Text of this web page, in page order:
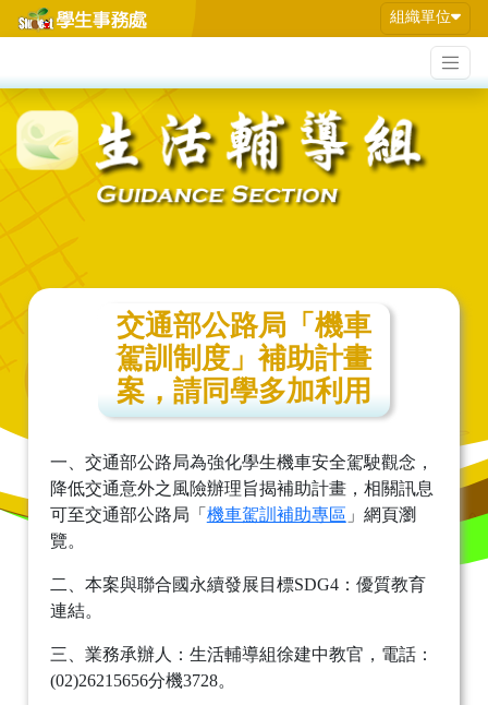
組織單位
交通部公路局「機車
駕訓制度」補助計畫
案，請同學多加利用
一、交通部公路局為強化學生機車安全駕駛觀念，
降低交通意外之風險辦理旨揭補助計畫，相關訊息
可至交通部公路局「 機車駕訓補助專區 」網頁瀏
覽。
二、本案與聯合國永續發展目標SDG4：優質教育
連結。
三、業務承辦人：生活輔導組徐建中教官，電話：
(02)26215656分機3728。